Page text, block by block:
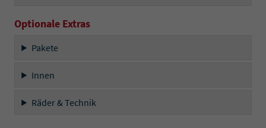
Optionale Extras
Pakete
Innen
Räder & Technik